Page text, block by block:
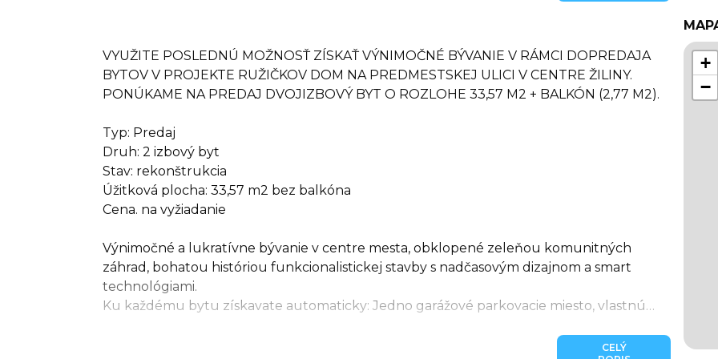
VYUŽITE POSLEDNÚ MOŽNOSŤ ZÍSKAŤ VÝNIMOČNÉ BÝVANIE V RÁMCI DOPREDAJA
BYTOV V PROJEKTE RUŽIČKOV DOM NA PREDMESTSKEJ ULICI V CENTRE ŽILINY.
PONÚKAME NA PREDAJ DVOJIZBOVÝ BYT O ROZLOHE 33,57 M2 + BALKÓN (2,77 M2).
Typ: Predaj
Druh: 2 izbový byt
Stav: rekonštrukcia
Úžitková plocha: 33,57 m2 bez balkóna
Cena. na vyžiadanie
Výnimočné a lukratívne bývanie v centre mesta, obklopené zeleňou komunitných
záhrad, bohatou históriou funkcionalistickej stavby s nadčasovým dizajnom a smart
technológiami.
Ku každému bytu získavate automaticky: Jedno garážové parkovacie miesto, vlastnú
priestoroch domu. Byt odovzdávame kompletne dokončený a ktorého súčasťou sú:
CELÝ
+
−